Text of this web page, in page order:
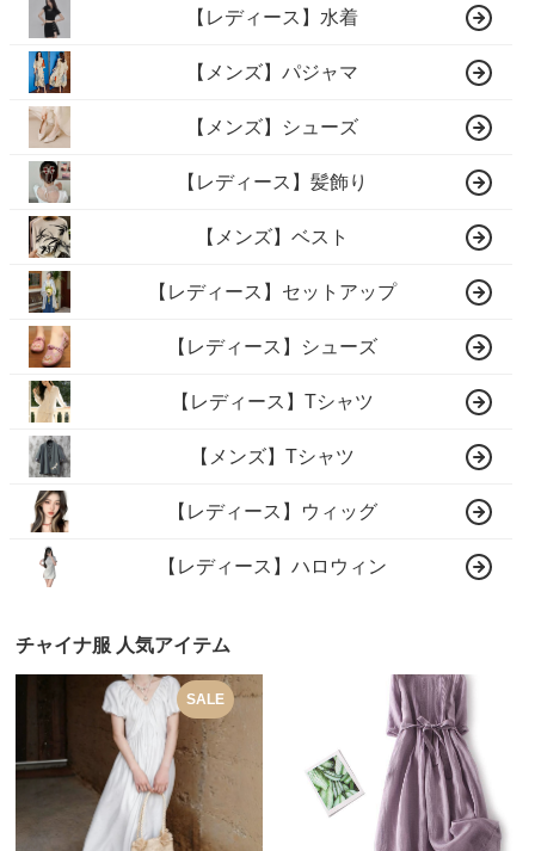
【レディース】水着
【メンズ】パジャマ
【メンズ】シューズ
【レディース】髪飾り
【メンズ】ベスト
【レディース】セットアップ
【レディース】シューズ
【レディース】Tシャツ
【メンズ】Tシャツ
【レディース】ウィッグ
【レディース】ハロウィン
チャイナ服 人気アイテム
SALE